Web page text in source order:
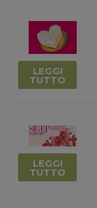
LEGGI
TUTTO
LEGGI
TUTTO